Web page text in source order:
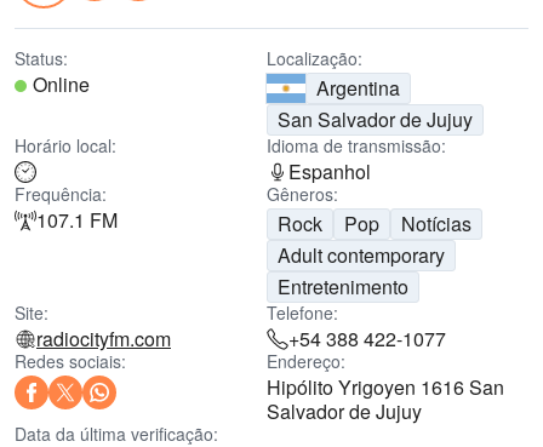
Status:
Online
Localização:
Argentina
San Salvador de Jujuy
Horário local: Idioma de transmissão:
Espanhol
Frequência:
107.1 FM
Gêneros:
Rock Pop
Notícias
Adult contemporary
Entretenimento
Site:
radiocityfm.com
Telefone:
+54 388 422-1077
Redes sociais: Endereço:
Hipólito Yrigoyen 1616 San
Salvador de Jujuy
Data da última verificação: